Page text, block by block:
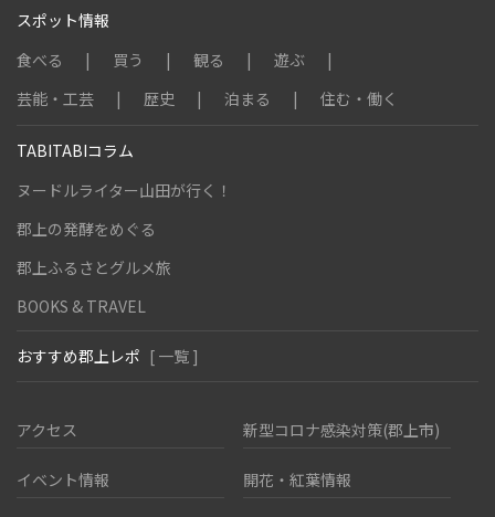
スポット情報
食べる
買う 観る
遊ぶ
芸能・工芸
歴史 泊まる 住む・働く
TABITABIコラム
ヌードルライター山田が行く！
郡上の発酵をめぐる
郡上ふるさとグルメ旅
BOOKS & TRAVEL
おすすめ郡上レポ [ 一覧 ]
アクセス 新型コロナ感染対策(郡上市)
イベント情報 開花・紅葉情報